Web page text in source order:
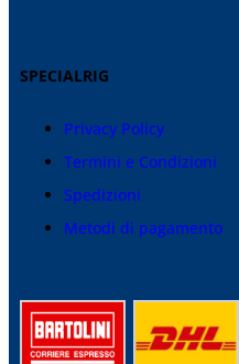
SPECIALRIG
Privacy Policy
Termini e Condizioni
Spedizioni
Metodi di pagamento